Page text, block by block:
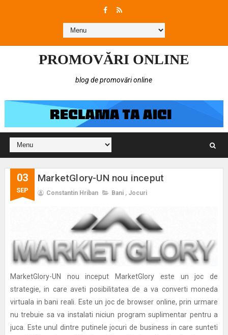
PROMOVĂRI ONLINE
blog de promovări online
03
SEP
MarketGlory-UN nou inceput
Constantin Hriban Bani , Jocuri
MarketGlory-UN nou inceput MarketGlory este un joc de
strategie, in care aveti posibilitatea de a va converti moneda
virtuala in bani reali. Este un joc de browser online, prin urmare
nu trebuie sa va instalati niciun program suplimentar pentru a
juca. Este unul dintre putinele jocuri de business in care sunteti